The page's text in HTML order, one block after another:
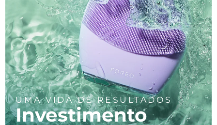
UMA VIDA DE RESULTADOS
Investimento